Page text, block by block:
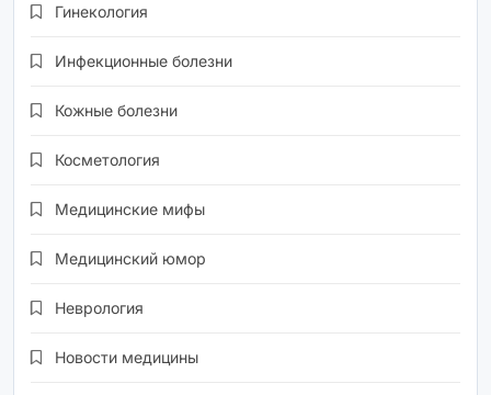
Гинекология
Инфекционные болезни
Кожные болезни
Косметология
Медицинские мифы
Медицинский юмор
Неврология
Новости медицины